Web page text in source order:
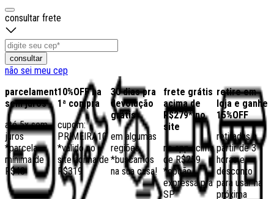
consultar frete
consultar
não sei meu cep
parcelamento
sem juros
até 5x sem
juros
*parcela
mínima de
R$40
10%OFF na
1ª compra
cupom:
PRIMEIRA10
*válido no
site acima de
R$319
30 dias pra
devolução
grátis
em algumas
regiões,
*buscamos
na sua casa!
frete grátis
acima de
R$279* no
site
no app acima
de R$259
*opção
expressa pra
SP
retire em
loja e ganhe
15%OFF
retiradas a
partir de 3
horas e
desconto
para usar na
próxima